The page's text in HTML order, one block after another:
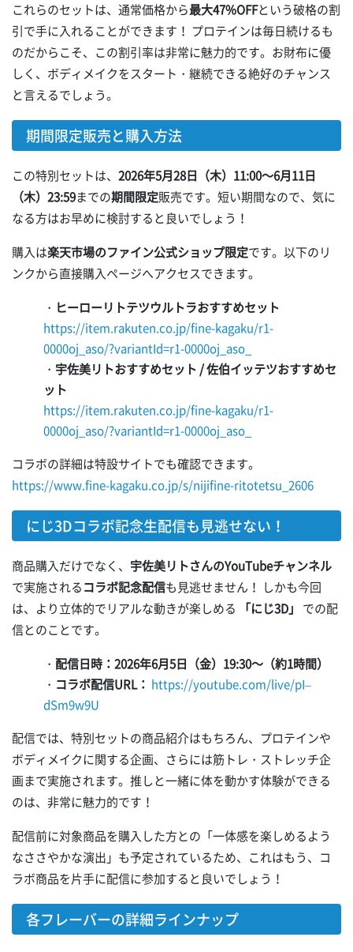
これらのセットは、通常価格から最大47%OFFという破格の割
引で手に入れることができます！ プロテインは毎日続けるも
のだからこそ、この割引率は非常に魅力的です。お財布に優
しく、ボディメイクをスタート・継続できる絶好のチャンス
と言えるでしょう。
期間限定販売と購入方法
この特別セットは、 2026年5月28日（木）11:00～6月11日
（木）23:59までの期間限定販売です。短い期間なので、気に
なる方はお早めに検討すると良いでしょう！
購入は楽天市場のファイン公式ショップ限定です。以下のリ
ンクから直接購入ページへアクセスできます。
・ ヒーローリトテツウルトラおすすめセット
https://item.rakuten.co.jp/fine-kagaku/r1-
0000oj_aso/?variantId=r1-0000oj_aso_
・ 宇佐美リトおすすめセット / 佐伯イッテツおすすめセ
ット
https://item.rakuten.co.jp/fine-kagaku/r1-
0000oj_aso/?variantId=r1-0000oj_aso_
コラボの詳細は特設サイトでも確認できます。
https://www.fine-kagaku.co.jp/s/nijifine-ritotetsu_2606
にじ3Dコラボ記念生配信も見逃せない！
商品購入だけでなく、 宇佐美リトさんのYouTubeチャンネル
で実施されるコラボ記念配信も見逃せません！ しかも今回
は、より立体的でリアルな動きが楽しめる
「にじ3D」 での配
信とのことです。
・ 配信日時：2026年6月5日（金）19:30～（約1時間）
・ コラボ配信URL： https://youtube.com/live/pI–
dSm9w9U
配信では、特別セットの商品紹介はもちろん、プロテインや
ボディメイクに関する企画、さらには筋トレ・ストレッチ企
画まで実施されます。推しと一緒に体を動かす体験ができる
のは、非常に魅力的です！
配信前に対象商品を購入した方との「一体感を楽しめるよう
なささやかな演出」も予定されているため、これはもう、コ
ラボ商品を片手に配信に参加すると良いでしょう！
各フレーバーの詳細ラインナップ